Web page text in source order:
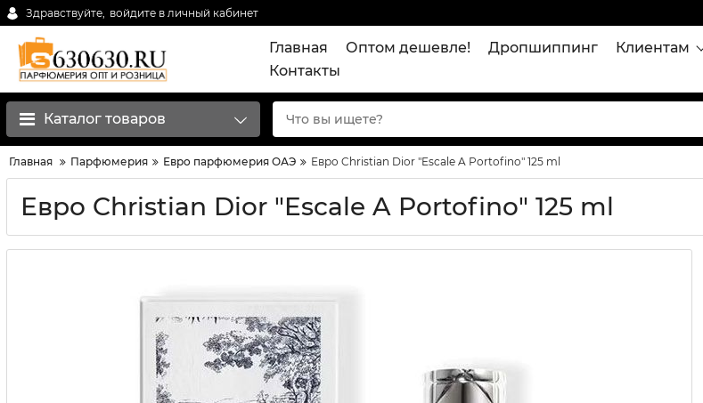
Здравствуйте, войдите в личный кабинет
Главная Оптом дешевле! Дропшиппинг Клиентам
Контакты
Каталог товаров
Главная Парфюмерия Евро парфюмерия ОАЭ Евро Christian Dior "Escale A Portofino" 125 ml
Евро Christian Dior "Escale A Portofino" 125 ml